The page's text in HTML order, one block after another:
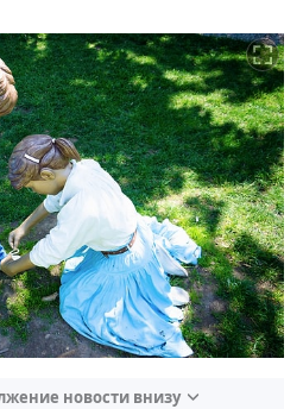
новости внизу